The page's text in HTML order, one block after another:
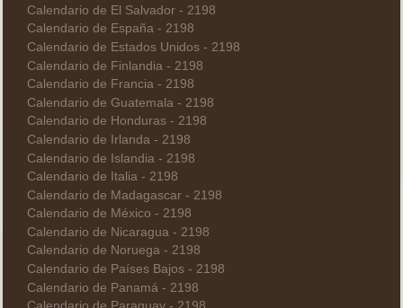
Calendario de El Salvador - 2198
Calendario de España - 2198
Calendario de Estados Unidos - 2198
Calendario de Finlandia - 2198
Calendario de Francia - 2198
Calendario de Guatemala - 2198
Calendario de Honduras - 2198
Calendario de Irlanda - 2198
Calendario de Islandia - 2198
Calendario de Italia - 2198
Calendario de Madagascar - 2198
Calendario de México - 2198
Calendario de Nicaragua - 2198
Calendario de Noruega - 2198
Calendario de Países Bajos - 2198
Calendario de Panamá - 2198